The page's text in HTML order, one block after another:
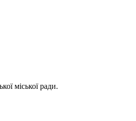
міської ради.